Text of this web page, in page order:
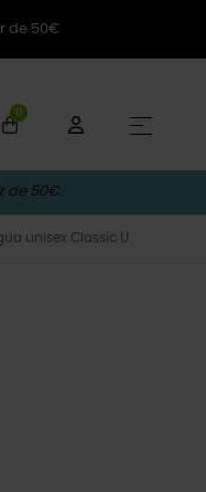
de 50€
0
☰
de 50€.
unisex Classic U